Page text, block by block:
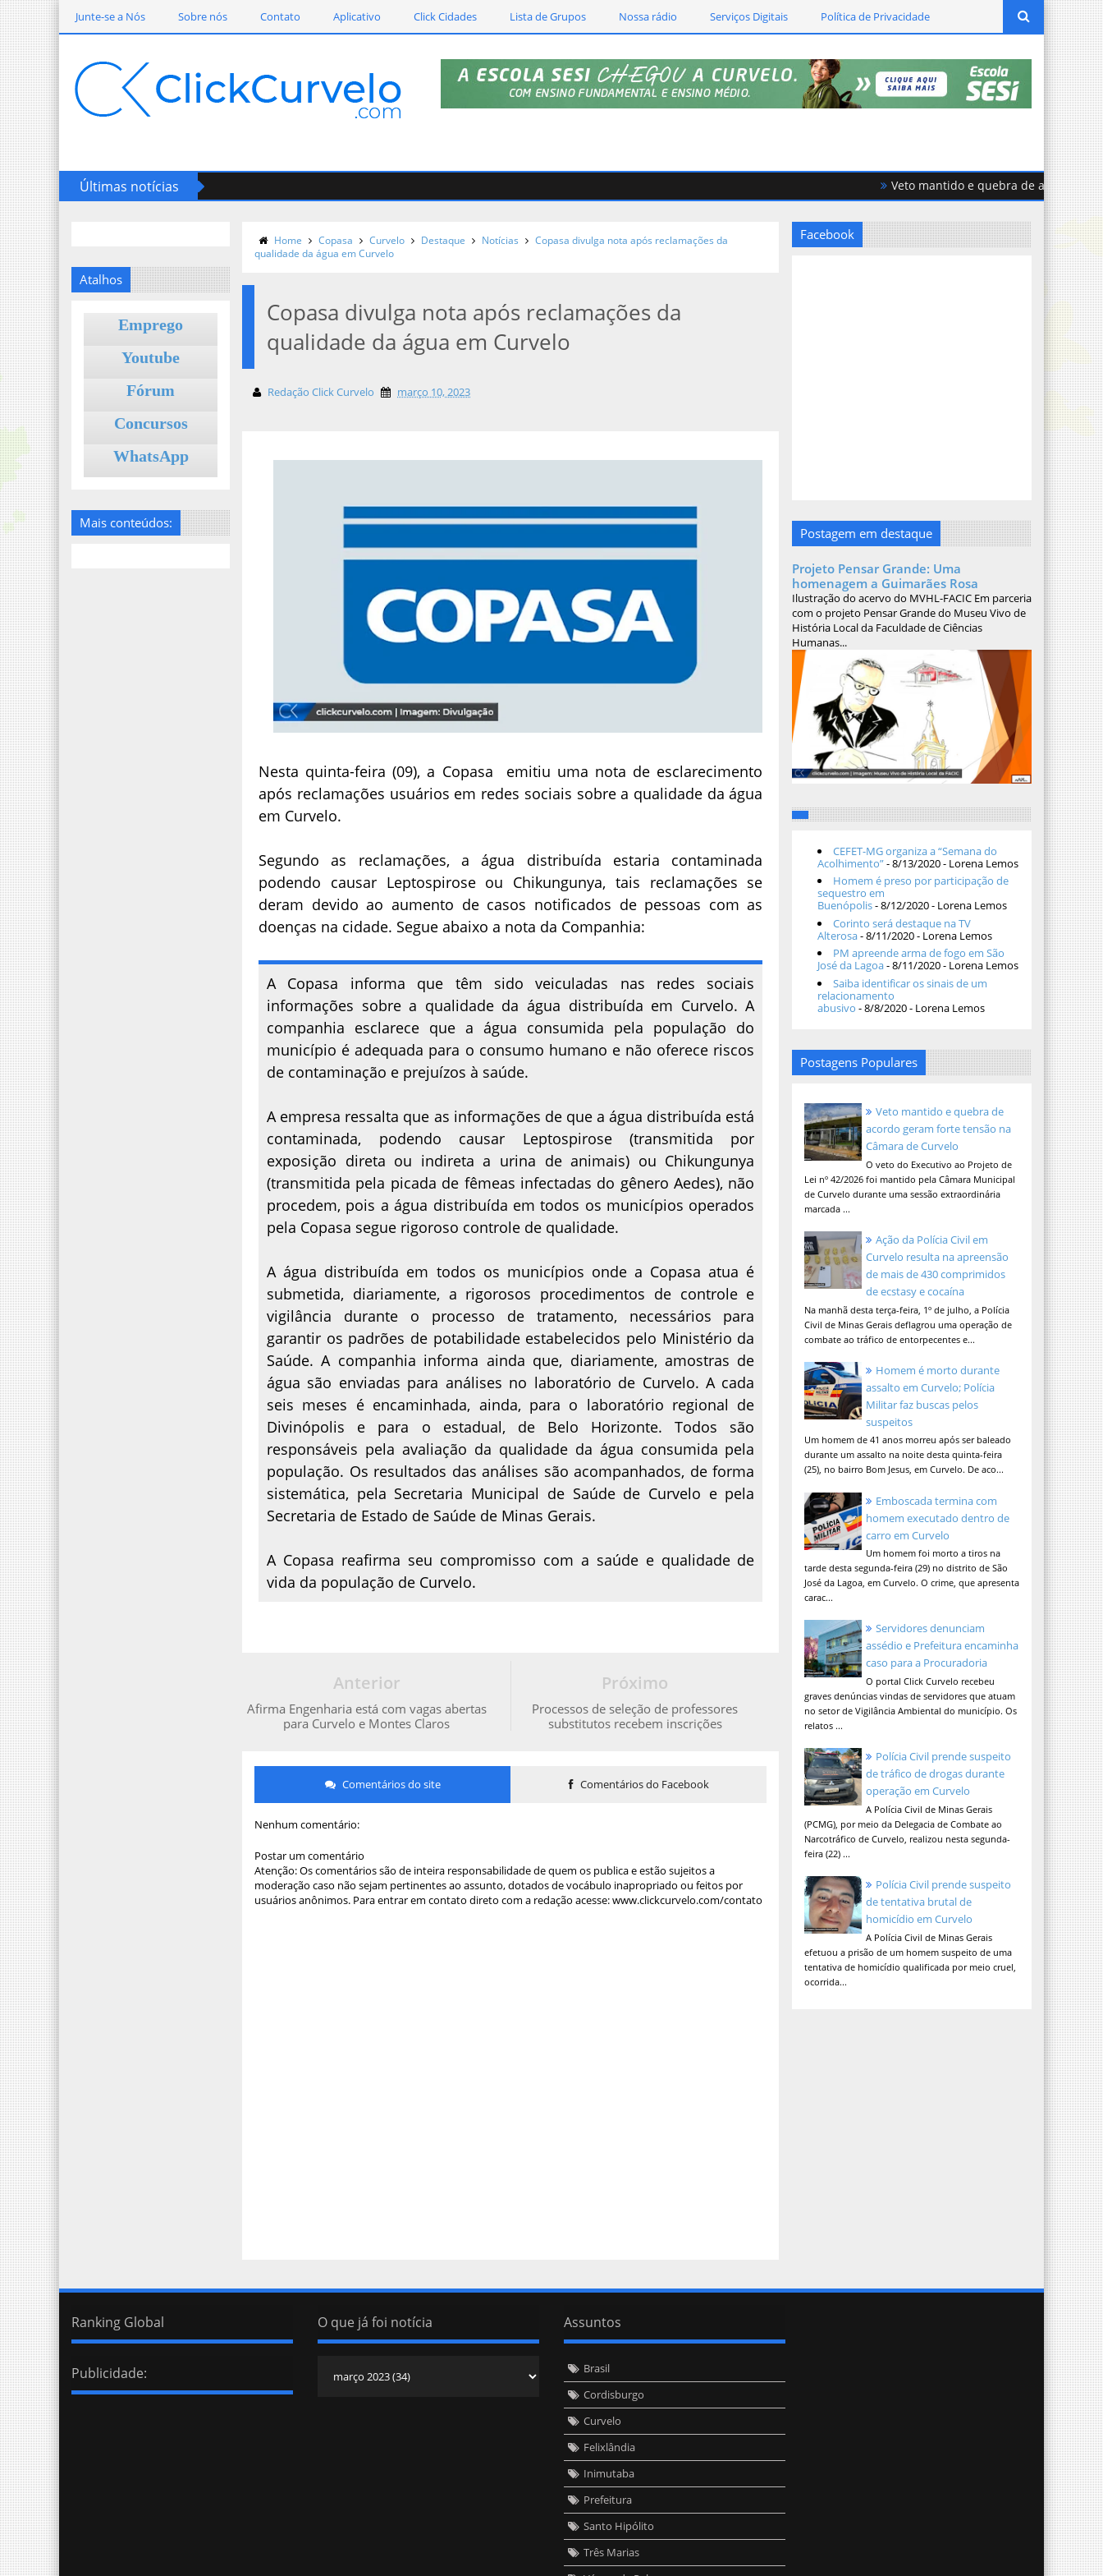
Junte-se a Nós Sobre nós Contato Aplicativo Click Cidades Lista de Grupos Nossa rádio Serviços Digitais Política de Privacidade
Últimas notícias Veto mantido e quebra de acordo geram
Atalhos
Emprego
Youtube
Fórum
Concursos
WhatsApp
Mais conteúdos:
Home Copasa Curvelo Destaque Notícias
Copasa divulga nota após reclamações da
qualidade da água em Curvelo
Copasa divulga nota após reclamações da
qualidade da água em Curvelo
Redação Click Curvelo março 10, 2023
Nesta quinta-feira (09), a Copasa emitiu uma nota de esclarecimento
após reclamações usuários em redes sociais sobre a qualidade da água
em Curvelo.
Segundo as reclamações, a água distribuída estaria contaminada
podendo causar Leptospirose ou Chikungunya, tais reclamações se
deram devido ao aumento de casos notificados de pessoas com as
doenças na cidade. Segue abaixo a nota da Companhia:
A Copasa informa que têm sido veiculadas nas redes sociais
informações sobre a qualidade da água distribuída em Curvelo. A
companhia esclarece que a água consumida pela população do
município é adequada para o consumo humano e não oferece riscos
de contaminação e prejuízos à saúde.
A empresa ressalta que as informações de que a água distribuída está
contaminada, podendo causar Leptospirose (transmitida por
exposição direta ou indireta a urina de animais) ou Chikungunya
(transmitida pela picada de fêmeas infectadas do gênero Aedes), não
procedem, pois a água distribuída em todos os municípios operados
pela Copasa segue rigoroso controle de qualidade.
A água distribuída em todos os municípios onde a Copasa atua é
submetida, diariamente, a rigorosos procedimentos de controle e
vigilância durante o processo de tratamento, necessários para
garantir os padrões de potabilidade estabelecidos pelo Ministério da
Saúde. A companhia informa ainda que, diariamente, amostras de
água são enviadas para análises no laboratório de Curvelo. A cada
seis meses é encaminhada, ainda, para o laboratório regional de
Divinópolis e para o estadual, de Belo Horizonte. Todos são
responsáveis pela avaliação da qualidade da água consumida pela
população. Os resultados das análises são acompanhados, de forma
sistemática, pela Secretaria Municipal de Saúde de Curvelo e pela
Secretaria de Estado de Saúde de Minas Gerais.
A Copasa reafirma seu compromisso com a saúde e qualidade de
vida da população de Curvelo.
Próximo
Processos de seleção de professores
substitutos recebem inscrições
Anterior
Afirma Engenharia está com vagas abertas
para Curvelo e Montes Claros
Comentários do site Comentários do Facebook
Nenhum comentário:
Postar um comentário
Atenção: Os comentários são de inteira responsabilidade de quem os publica e estão sujeitos a
moderação caso não sejam pertinentes ao assunto, dotados de vocábulo inapropriado ou feitos por
usuários anônimos. Para entrar em contato direto com a redação acesse: www.clickcurvelo.com/contato
Facebook
Postagem em destaque
Projeto Pensar Grande: Uma
homenagem a Guimarães Rosa
Ilustração do acervo do MVHL-FACIC Em parceria
com o projeto Pensar Grande do Museu Vivo de
História Local da Faculdade de Ciências
Humanas...
CEFET-MG organiza a “Semana do
Acolhimento”- 8/13/2020- Lorena Lemos
Homem é preso por participação de
sequestro em
Buenópolis- 8/12/2020- Lorena Lemos
Corinto será destaque na TV
Alterosa- 8/11/2020- Lorena Lemos
PM apreende arma de fogo em São
José da Lagoa- 8/11/2020- Lorena Lemos
Saiba identificar os sinais de um
relacionamento
abusivo - 8/8/2020- Lorena Lemos
Postagens Populares
Veto mantido e quebra de
acordo geram forte tensão na
Câmara de Curvelo
O veto do Executivo ao Projeto de
Lei nº 42/2026 foi mantido pela Câmara Municipal
de Curvelo durante uma sessão extraordinária
marcada ...
Ação da Polícia Civil em
Curvelo resulta na apreensão
de mais de 430 comprimidos
de ecstasy e cocaína
Na manhã desta terça-feira, 1º de julho, a Polícia
Civil de Minas Gerais deflagrou uma operação de
combate ao tráfico de entorpecentes e...
Homem é morto durante
assalto em Curvelo; Polícia
Militar faz buscas pelos
suspeitos
Um homem de 41 anos morreu após ser baleado
durante um assalto na noite desta quinta-feira
(25), no bairro Bom Jesus, em Curvelo. De aco...
Emboscada termina com
homem executado dentro de
carro em Curvelo
Um homem foi morto a tiros na
tarde desta segunda-feira (29) no distrito de São
José da Lagoa, em Curvelo. O crime, que apresenta
carac...
Servidores denunciam
assédio e Prefeitura encaminha
caso para a Procuradoria
O portal Click Curvelo recebeu
graves denúncias vindas de servidores que atuam
no setor de Vigilância Ambiental do município. Os
relatos ...
Polícia Civil prende suspeito
de tráfico de drogas durante
operação em Curvelo
A Polícia Civil de Minas Gerais
(PCMG), por meio da Delegacia de Combate ao
Narcotráfico de Curvelo, realizou nesta segunda-
feira (22) ...
Polícia Civil prende suspeito
de tentativa brutal de
homicídio em Curvelo
A Polícia Civil de Minas Gerais
efetuou a prisão de um homem suspeito de uma
tentativa de homicídio qualificada por meio cruel,
ocorrida...
Ranking Global
Publicidade:
O que já foi notícia Assuntos
Brasil
Cordisburgo
Curvelo
Felixlândia
Inimutaba
Prefeitura
Santo Hipólito
Três Marias